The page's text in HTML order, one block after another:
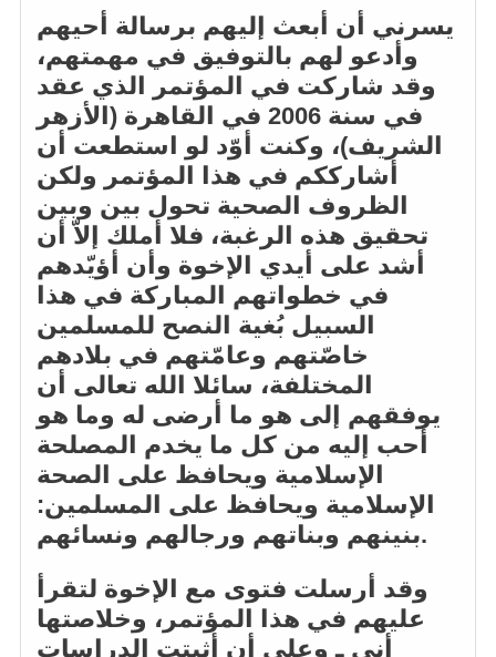
يسرني أن أبعث إليهم برسالة أحيهم
وأدعو لهم بالتوفيق في مهمتهم،
وقد شاركت في المؤتمر الذي عقد
في سنة 2006 في القاهرة (الأزهر
الشريف)، وكنت أوّد لو استطعت أن
أشارككم في هذا المؤتمر ولكن
الظروف الصحية تحول بين وبين
تحقيق هذه الرغبة، فلا أملك إلاّ أن
أشد على أيدي الإخوة وأن أؤيّدهم
في خطواتهم المباركة في هذا
السبيل بُغية النصح للمسلمين
خاصّتهم وعامّتهم في بلادهم
المختلفة، سائلا الله تعالى أن
يوفقهم إلى هو ما أرضى له وما هو
أحب إليه من كل ما يخدم المصلحة
الإسلامية ويحافظ على الصحة
الإسلامية ويحافظ على المسلمين:
بنينهم وبناتهم ورجالهم ونسائهم.
وقد أرسلت فتوى مع الإخوة لتقرأ
عليهم في هذا المؤتمر، وخلاصتها
أني ـ وعلى أن أثبتت الدراسات